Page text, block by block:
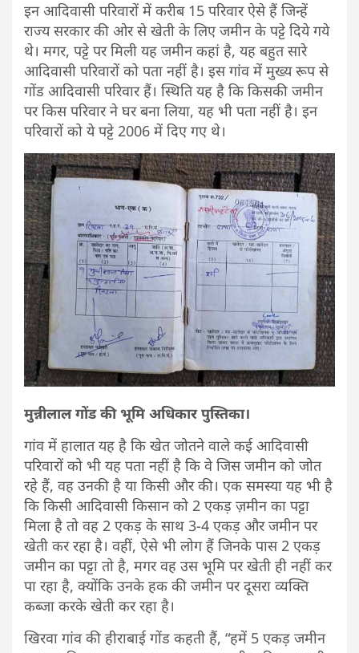
इन आदिवासी परिवारों में करीब 15 परिवार ऐसे हैं जिन्हें
राज्य सरकार की ओर से खेती के लिए जमीन के पट्टे दिये गये
थे। मगर, पट्टे पर मिली यह जमीन कहां है, यह बहुत सारे
आदिवासी परिवारों को पता नहीं है। इस गांव में मुख्य रूप से
गोंड आदिवासी परिवार हैं। स्थिति यह है कि किसकी जमीन
पर किस परिवार ने घर बना लिया, यह भी पता नहीं है। इन
परिवारों को ये पट्टे 2006 में दिए गए थे।
मुन्नीलाल गोंड की भूमि अधिकार पुस्तिका।
गांव में हालात यह है कि खेत जोतने वाले कई आदिवासी
परिवारों को भी यह पता नहीं है कि वे जिस जमीन को जोत
रहे हैं, वह उनकी है या किसी और की। एक समस्या यह भी है
कि किसी आदिवासी किसान को 2 एकड़ ज़मीन का पट्टा
मिला है तो वह 2 एकड़ के साथ 3-4 एकड़ और जमीन पर
खेती कर रहा है। वहीं, ऐसे भी लोग हैं जिनके पास 2 एकड़
जमीन का पट्टा तो है, मगर वह उस भूमि पर खेती ही नहीं कर
पा रहा है, क्योंकि उनके हक की जमीन पर दूसरा व्यक्ति
कब्जा करके खेती कर रहा है।
खिरवा गांव की हीराबाई गोंड कहती हैं, “हमें 5 एकड़ जमीन